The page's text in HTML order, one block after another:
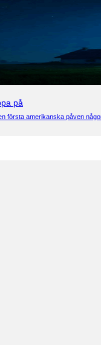
på
första amerikanska påven